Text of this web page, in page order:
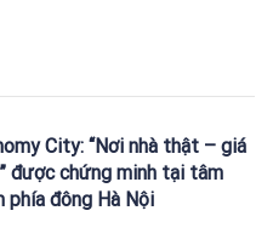
City: “Nơi nhà thật – giá
được chứng minh tại tâm
phía đông Hà Nội